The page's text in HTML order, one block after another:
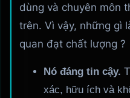
dùng và chuyên môn
trên. Vì vậy, những gì
quan đạt chất lượng ?
Nó đáng tin cậy.
xác, hữu ích và